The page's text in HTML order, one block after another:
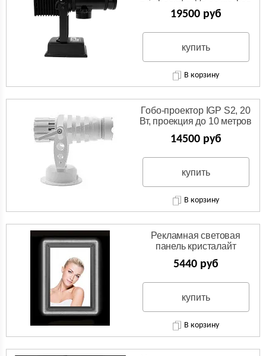
19500 руб
купить
В корзину
Гобо-проектор IGP S2, 20
Вт, проекция до 10 метров
14500 руб
купить
В корзину
Рекламная световая
панель кристалайт
5440 руб
купить
В корзину